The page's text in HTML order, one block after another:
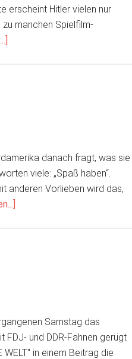
erscheint Hitler vielen nur
manchen Spielfilm-
danach fragt, was sie
viele: „Spaß haben“.
anderen Vorlieben wird das,
Samstag das
und DDR-Fahnen gerügt
in einem Beitrag die